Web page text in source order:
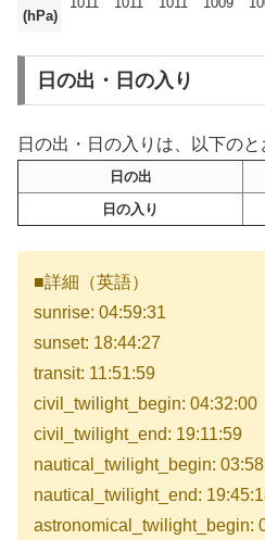
(hPa)
日の出・日の入り
日の出・日の入りは、以下のと
日の出
日の入り
■詳細（英語）
sunrise: 04:59:31
sunset: 18:44:27
transit: 11:51:59
civil_twilight_begin: 04:32:00
civil_twilight_end: 19:11:59
nautical_twilight_begin:
nautical_twilight_end:
astronomical_twilight_begin: